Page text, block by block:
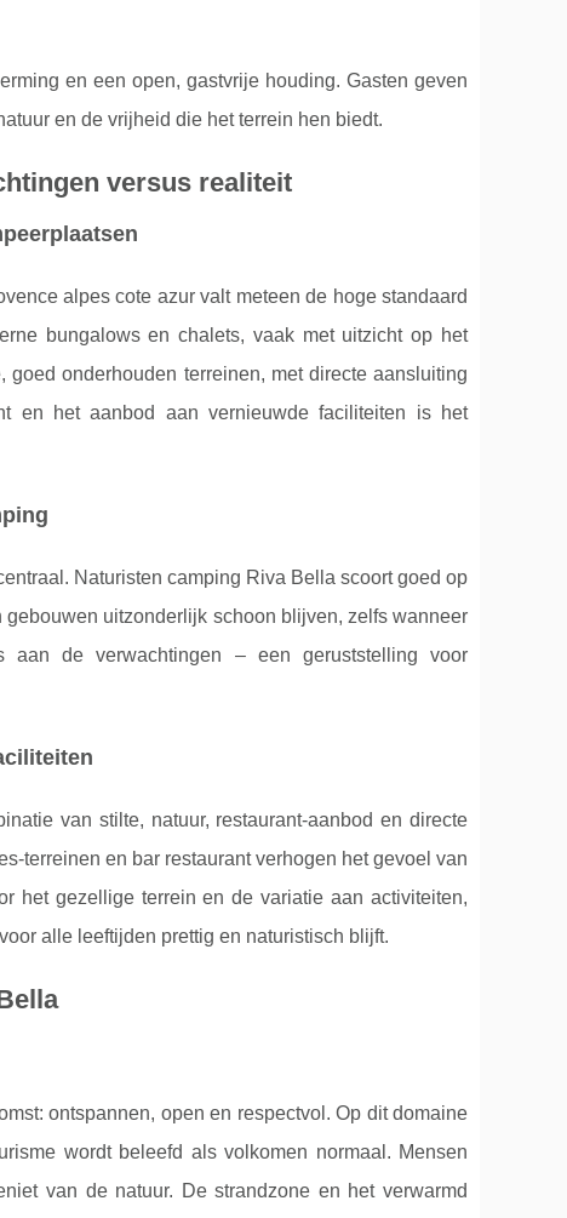
en een open, gastvrije houding. Gasten geven
en de vrijheid die het terrein hen biedt.
versus realiteit
alpes cote azur valt meteen de hoge standaard
bungalows en chalets, vaak met uitzicht op het
onderhouden terreinen, met directe aansluiting
en het aanbod aan vernieuwde faciliteiten is het
Naturisten camping Riva Bella scoort goed op
uitzonderlijk schoon blijven, zelfs wanneer
aan de verwachtingen – een geruststelling voor
van stilte, natuur, restaurant-aanbod en directe
terreinen en bar restaurant verhogen het gevoel van
het gezellige terrein en de variatie aan activiteiten,
alle leeftijden prettig en naturistisch blijft.
ontspannen, open en respectvol. Op dit domaine
wordt beleefd als volkomen normaal. Mensen
van de natuur. De strandzone en het verwarmd